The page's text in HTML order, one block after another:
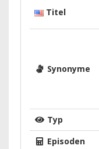
Titel
Synonyme
Typ
Episoden